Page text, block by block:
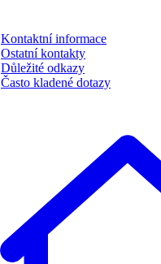
Kontaktní informace
Ostatní kontakty
Důležité odkazy
Často kladené dotazy